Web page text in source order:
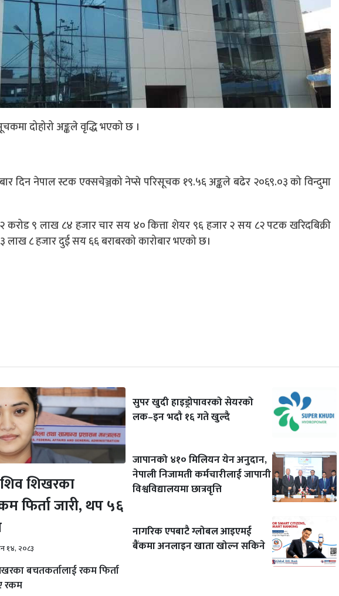
दोहोरो अङ्कले वृद्धि भएको छ ।
दिन नेपाल स्टक एक्सचेञ्जको नेप्से परिसूचक १९.५६ अङ्कले बढेर २०६९.०३ को विन्दुमा
९ लाख ८४ हजार चार सय ४० कित्ता शेयर ९६ हजार २ सय ८२ पटक खरिदबिक्री
लाख ८ हजार दुई सय ६६ बराबरको कारोबार भएको छ।
शिखरका
फिर्ता जारी, थप ५६
१४, २०८३
बचतकर्तालाई रकम फिर्ता
रकम
सुपर खुदी हाइड्रोपावरको सेयरको
लक–इन भदौ १६ गते खुल्दै
जापानको ४१० मिलियन येन अनुदान,
नेपाली निजामती कर्मचारीलाई जापानी
विश्वविद्यालयमा छात्रवृत्ति
नागरिक एपबाटै ग्लोबल आइएमई
बैंकमा अनलाइन खाता खोल्न सकिने